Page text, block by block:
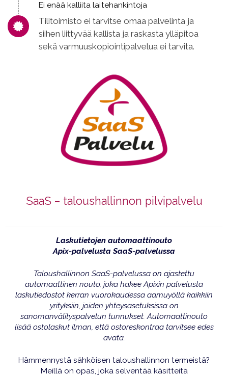
Ei enää kalliita laitehankintoja
Tilitoimisto ei tarvitse omaa palvelinta ja
siihen liittyvää kallista ja raskasta ylläpitoa
sekä varmuuskopiointipalvelua ei tarvita.
SaaS – taloushallinnon pilvipalvelu
Laskutietojen automaattinouto
Apix-palvelusta SaaS-palvelussa
Taloushallinnon SaaS-palvelussa on ajastettu
automaattinen nouto, joka hakee Apixin palvelusta
laskutiedostot kerran vuorokaudessa aamuyöllä kaikkiin
yrityksiin, joiden yhteysasetuksissa on
sanomanvälityspalvelun tunnukset. Automaattinouto
lisää ostolaskut ilman, että ostoreskontraa tarvitsee edes
avata.
Hämmennystä sähköisen taloushallinnon termeistä?
Meillä on opas, joka selventää käsitteitä